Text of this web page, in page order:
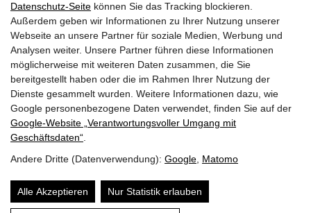
Datenschutz-Seite können Sie das Tracking blockieren.
Außerdem geben wir Informationen zu Ihrer Nutzung unserer
Webseite an unsere Partner für soziale Medien, Werbung und
Analysen weiter. Unsere Partner führen diese Informationen
möglicherweise mit weiteren Daten zusammen, die Sie
bereitgestellt haben oder die im Rahmen Ihrer Nutzung der
Dienste gesammelt wurden. Weitere Informationen dazu, wie
Google personenbezogene Daten verwendet, finden Sie auf der
Google‑Website „Verantwortungsvoller Umgang mit
Geschäftsdaten“
Andere Dritte (Datenverwendung): Google Matomo
Alle Akzeptieren Nur Statistik erlauben
YouTube Channel
Trachtenmusikkapelle Taxenbach
Obfrau:Andrea Hofer
Gschwandtnerberg 21
5660Taxenbach
Sitemap